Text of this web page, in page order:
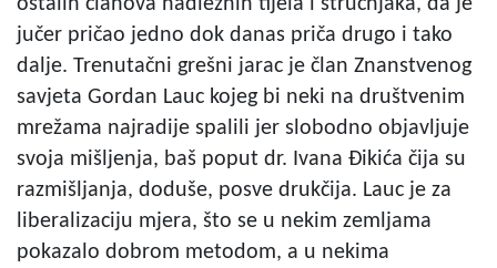
jučer pričao jedno dok danas priča drugo i tako
dalje. Trenutačni grešni jarac je član Znanstvenog
savjeta Gordan Lauc kojeg bi neki na društvenim
mrežama najradije spalili jer slobodno objavljuje
svoja mišljenja, baš poput dr. Ivana Đikića čija su
razmišljanja, doduše, posve drukčija. Lauc je za
liberalizaciju mjera, što se u nekim zemljama
pokazalo dobrom metodom, a u nekima